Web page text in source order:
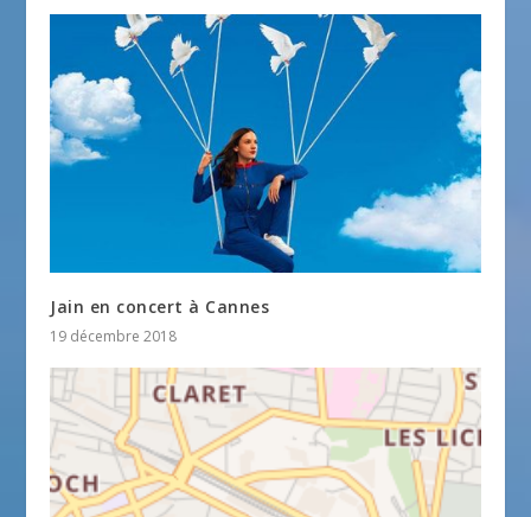
Jain en concert à Cannes
19 décembre 2018